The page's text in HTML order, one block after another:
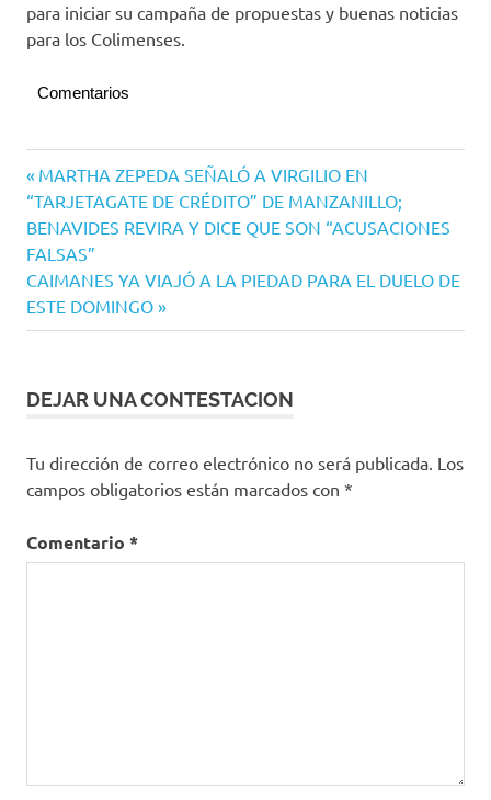
para iniciar su campaña de propuestas y buenas noticias
para los Colimenses.
Comentarios
2021
Navegación
de
entradas
Entrada
anterior:
MARTHA ZEPEDA SEÑALÓ A VIRGILIO EN
“TARJETAGATE DE CRÉDITO” DE MANZANILLO;
BENAVIDES REVIRA Y DICE QUE SON “ACUSACIONES
FALSAS”
Siguiente
entrada:
CAIMANES YA VIAJÓ A LA PIEDAD PARA EL DUELO DE
ESTE DOMINGO
DEJAR UNA CONTESTACION
Tu dirección de correo electrónico no será publicada. Los
campos obligatorios están marcados con *
Comentario *